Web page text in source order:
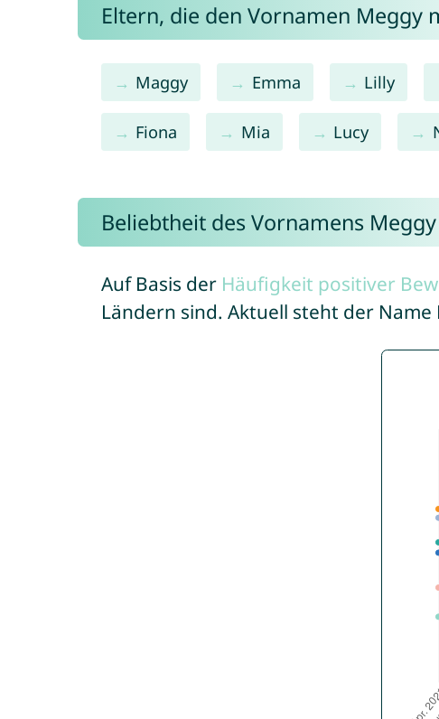
Eltern, die den Vornamen Meggy
Maggy Emma Lilly
Fiona Mia Lucy
Beliebtheit des Vornamens Meggy
Auf Basis der Häufigkeit positiver
Ländern sind. Aktuell steht der